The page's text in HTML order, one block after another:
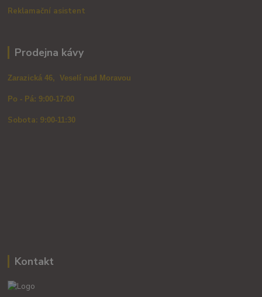
Reklamační asistent
Prodejna kávy
Zarazická 46, Veselí nad Moravou
Po - Pá: 9:00-17:00
Sobota: 9:00-11:30
Kontakt